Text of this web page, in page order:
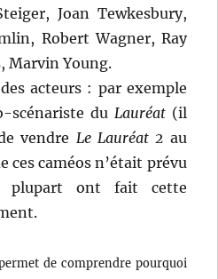
Joan Tewkesbury,
Robert Wagner, Ray
Marvin Young.
acteurs : par exemple
scénariste du Lauréat(il
vendre Le Lauréat 2 au
ces caméos n’était prévu
plupart ont fait cette
de comprendre pourquoi